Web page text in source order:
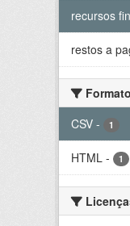
recursos
restos a
CSV - 1
HTML - 1